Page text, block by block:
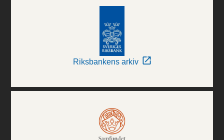
Riksbankens arkiv